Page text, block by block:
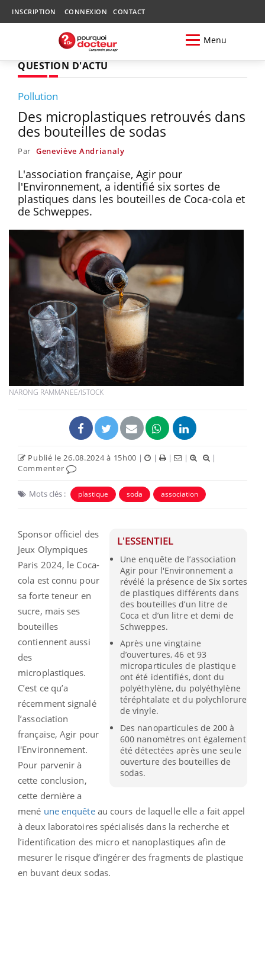
INSCRIPTION CONNEXION CONTACT
Menu
QUESTION D'ACTU
Pollution
Des microplastiques retrouvés dans
des bouteilles de sodas
Par Geneviève Andrianaly
L'association française, Agir pour
l'Environnement, a identifié six sortes de
plastiques dans les bouteilles de Coca-cola et
de Schweppes.
NARONG RAMMANEE/ISTOCK
Publié le 26.08.2024 à 15h00 | | | |
|
Commenter
Mots clés : plastique soda association
L'ESSENTIEL
Une enquête de l’association
Agir pour l'Environnement a
révélé la présence de Six sortes
de plastiques différents dans
des bouteilles d’un litre de
Coca et d’un litre et demi de
Schweppes.
Après une vingtaine
d’ouvertures, 46 et 93
microparticules de plastique
ont été identifiés, dont du
polyéthylène, du polyéthylène
téréphtalate et du polychlorure
de vinyle.
Des nanoparticules de 200 à
600 nanomètres ont également
été détectées après une seule
ouverture des bouteilles de
sodas.
Sponsor officiel des
Jeux Olympiques
Paris 2024, le Coca-
cola est connu pour
sa forte teneur en
sucre, mais ses
bouteilles
contiennent aussi
des
microplastiques.
C’est ce qu’a
récemment signalé
l’association
française, Agir pour
l'Environnement.
Pour parvenir à
cette conclusion,
cette dernière a
mené une enquêteau cours de laquelle elle a fait appel
à deux laboratoires spécialisés dans la recherche et
l’identification des micro et nanoplastiques afin de
mesurer le risque d’ingérer des fragments de plastique
en buvant deux sodas.